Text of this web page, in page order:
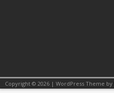
Copyright © 2026 | WordPress Theme by